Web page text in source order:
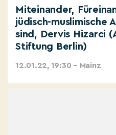
Miteinander,
jüdisch-muslimische
sind, Dervis Hizarci
Stiftung Berlin)
12.01.22, 19:30 – Mainz